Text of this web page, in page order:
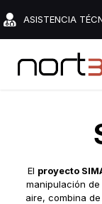
ASISTENCIA
El proyecto
manipulación
aire, combina